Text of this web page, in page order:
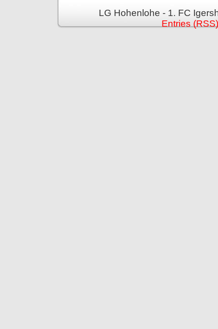
LG Hohenlohe - 1. FC
Entries (RSS)